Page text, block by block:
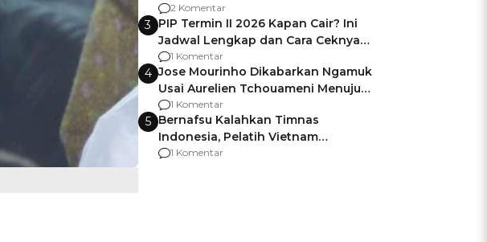
Pemalang
2 Komentar
3 PIP Termin II 2026 Kapan Cair? Ini
Jadwal Lengkap dan Cara Ceknya
agar Dana Tidak Hangus!
1 Komentar
4 Jose Mourinho Dikabarkan Ngamuk
Usai Aurelien Tchouameni Menuju
Manchester United
1 Komentar
5 Bernafsu Kalahkan Timnas
Indonesia, Pelatih Vietnam
Berencana Pakai Jimat di Pakansari
1 Komentar